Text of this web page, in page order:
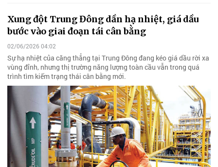
Xung đột Trung Đông dần hạ nhiệt, giá dầu
bước vào giai đoạn tái cân bằng
02/06/2026 04:02
Sự hạ nhiệt của căng thẳng tại Trung Đông đang kéo giá dầu rời xa
vùng đỉnh, nhưng thị trường năng lượng toàn cầu vẫn trong quá
trình tìm kiếm trạng thái cân bằng mới.